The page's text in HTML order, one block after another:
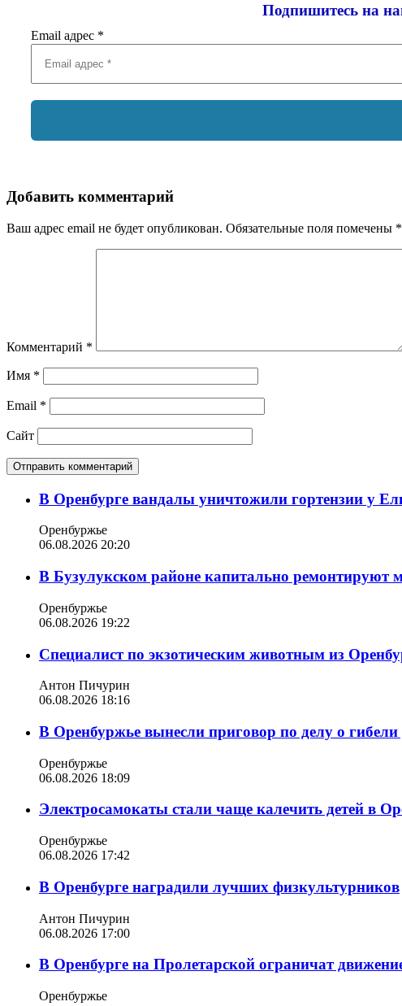
Подпишитесь на
Email адрес *
Добавить комментарий
Ваш адрес email не будет опубликован. Обязательные поля помечены *
Комментарий *
Имя *
Email *
Сайт
В Оренбурге вандалы уничтожили гортензии у
Оренбуржье
06.08.2026 20:20
В Бузулукском районе капитально ремонтируют
Оренбуржье
06.08.2026 19:22
Специалист по экзотическим животным из
Антон Пичурин
06.08.2026 18:16
В Оренбуржье вынесли приговор по делу о гибели
Оренбуржье
06.08.2026 18:09
Электросамокаты стали чаще калечить детей в
Оренбуржье
06.08.2026 17:42
В Оренбурге наградили лучших физкультурников
Антон Пичурин
06.08.2026 17:00
В Оренбурге на Пролетарской ограничат
Оренбуржье